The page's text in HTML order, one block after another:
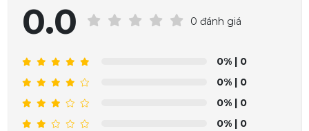
0.0 0 đánh giá
0% | 0
0% | 0
0% | 0
0% | 0